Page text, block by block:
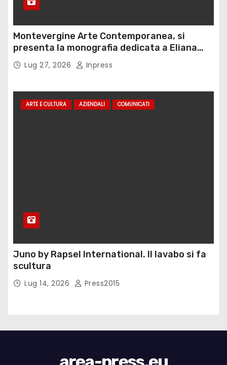
Montevergine Arte Contemporanea, si
presenta la monografia dedicata a Eliana
Adorno
Lug 27, 2026 Inpress
ARTE E CULTURA AZIENDALI COMUNICATI
Juno by Rapsel International. Il lavabo si fa
scultura
Lug 14, 2026 Press2015